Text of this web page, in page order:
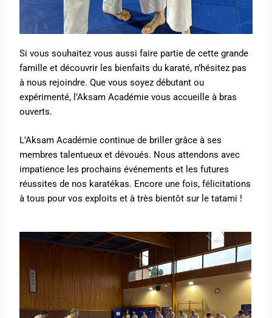
Si vous souhaitez vous aussi faire partie de cette grande
famille et découvrir les bienfaits du karaté, n’hésitez pas
à nous rejoindre. Que vous soyez débutant ou
expérimenté, l’Aksam Académie vous accueille à bras
ouverts.
L’Aksam Académie continue de briller grâce à ses
membres talentueux et dévoués. Nous attendons avec
impatience les prochains événements et les futures
réussites de nos karatékas. Encore une fois, félicitations
à tous pour vos exploits et à très bientôt sur le tatami !